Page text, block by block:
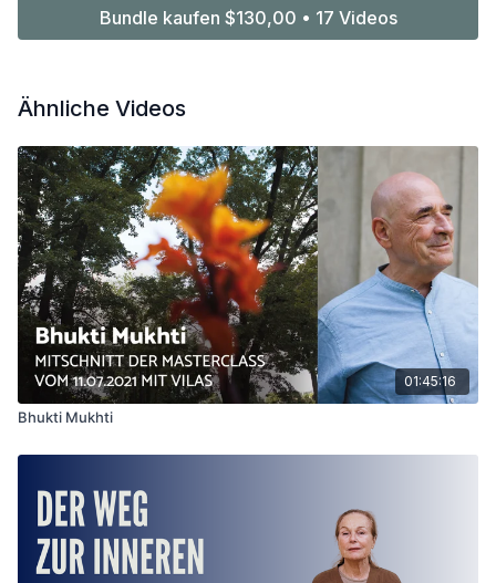
Bundle kaufen $130,00 • 17 Videos
Ähnliche Videos
01:45:16
Bhukti Mukhti